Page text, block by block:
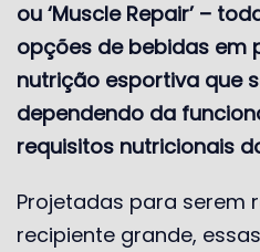
ou ‘Muscle Repair’ –
opções de bebidas em
nutrição esportiva que
dependendo da
requisitos nutricionais
Projetadas para serem
recipiente grande,